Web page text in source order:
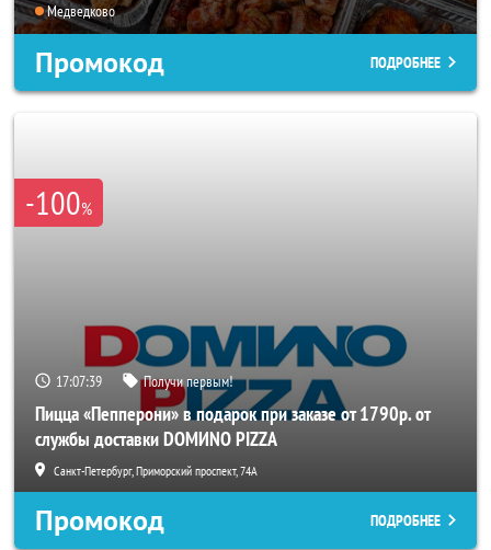
Медведково
Промокод ПОДРОБНЕЕ
-100%
17:07:36 Получи первым!
Пицца «Пепперони» в подарок при заказе от 1790р. от
службы доставки DOMИNO PIZZA
Санкт-Петербург, Приморский проспект, 74А
Промокод ПОДРОБНЕЕ